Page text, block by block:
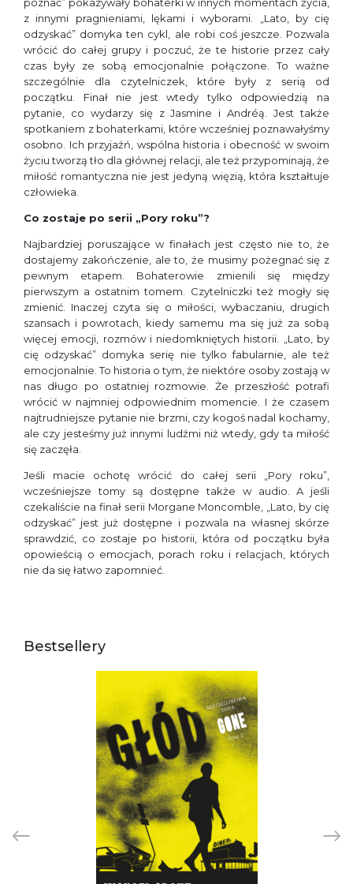
z innymi pragnieniami, lękami i wyborami. „Lato, by cię
odzyskać” domyka ten cykl, ale robi coś jeszcze. Pozwala
wrócić do całej grupy i poczuć, że te historie przez cały
czas były ze sobą emocjonalnie połączone. To ważne
szczególnie dla czytelniczek, które były z serią od
początku. Finał nie jest wtedy tylko odpowiedzią na
pytanie, co wydarzy się z Jasmine i Andréą. Jest także
spotkaniem z bohaterkami, które wcześniej poznawałyśmy
osobno. Ich przyjaźń, wspólna historia i obecność w swoim
życiu tworzą tło dla głównej relacji, ale też przypominają, że
miłość romantyczna nie jest jedyną więzią, która kształtuje
człowieka.
Co zostaje po serii „Pory roku”?
Najbardziej poruszające w finałach jest często nie to, że
dostajemy zakończenie, ale to, że musimy pożegnać się z
pewnym etapem. Bohaterowie zmienili się między
pierwszym a ostatnim tomem. Czytelniczki też mogły się
zmienić. Inaczej czyta się o miłości, wybaczaniu, drugich
szansach i powrotach, kiedy samemu ma się już za sobą
więcej emocji, rozmów i niedomkniętych historii. „Lato, by
cię odzyskać” domyka serię nie tylko fabularnie, ale też
emocjonalnie. To historia o tym, że niektóre osoby zostają w
nas długo po ostatniej rozmowie. Że przeszłość potrafi
wrócić w najmniej odpowiednim momencie. I że czasem
najtrudniejsze pytanie nie brzmi, czy kogoś nadal kochamy,
ale czy jesteśmy już innymi ludźmi niż wtedy, gdy ta miłość
się zaczęła.
Jeśli macie ochotę wrócić do całej serii „Pory roku”,
wcześniejsze tomy są dostępne także w audio. A jeśli
czekaliście na finał serii Morgane Moncomble, „Lato, by cię
odzyskać” jest już dostępne i pozwala na własnej skórze
sprawdzić, co zostaje po historii, która od początku była
opowieścią o emocjach, porach roku i relacjach, których
nie da się łatwo zapomnieć.
Bestsellery